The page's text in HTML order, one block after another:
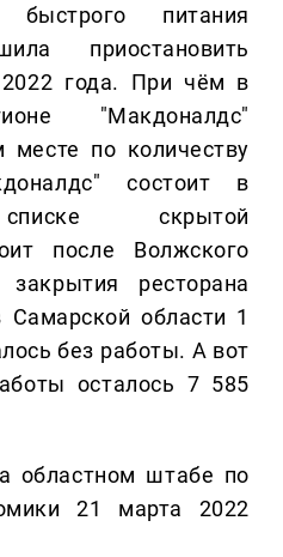
питания
приостановить
года. При чём в
"Макдоналдс"
месте по количеству
состоит в
скрытой
после Волжского
ресторана
Самарской области 1
без работы. А вот
осталось 7 585
областном штабе по
21 марта 2022